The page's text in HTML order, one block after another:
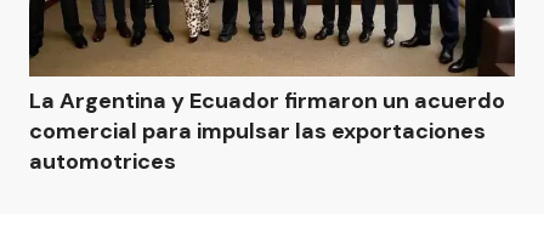
La Argentina y Ecuador firmaron un acuerdo
comercial para impulsar las exportaciones
automotrices